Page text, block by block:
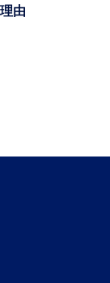
由